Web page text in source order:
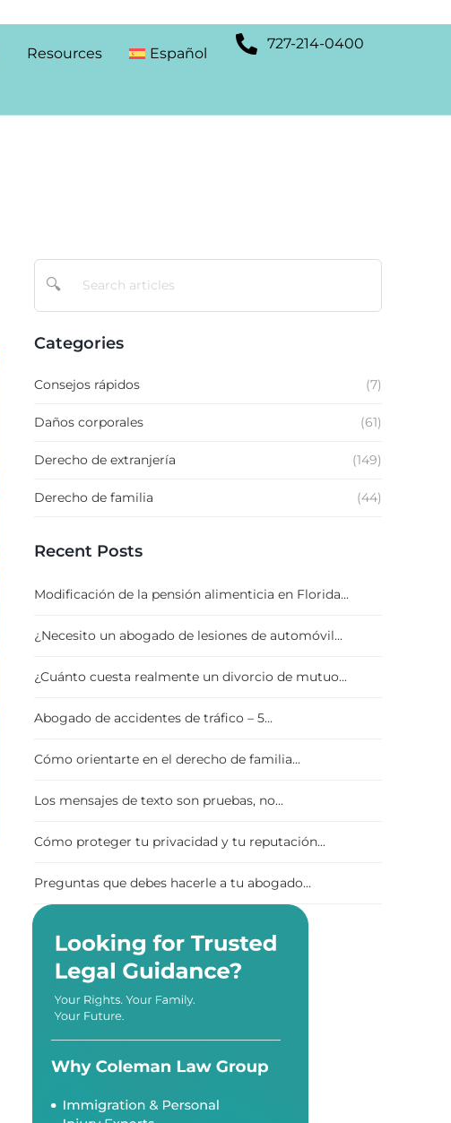
Resources Español
727-214-0400
🔍
Categories
Consejos rápidos (7)
Daños corporales (61)
Derecho de extranjería (149)
Derecho de familia (44)
Recent Posts
Modificación de la pensión alimenticia en Florida...
¿Necesito un abogado de lesiones de automóvil...
¿Cuánto cuesta realmente un divorcio de mutuo...
Abogado de accidentes de tráfico – 5...
Cómo orientarte en el derecho de familia...
Los mensajes de texto son pruebas, no...
Cómo proteger tu privacidad y tu reputación...
Preguntas que debes hacerle a tu abogado...